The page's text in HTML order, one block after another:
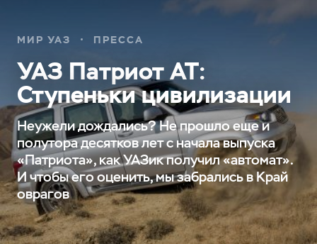
МИР УАЗ ПРЕССА
УАЗ Патриот АТ:
Ступеньки цивилизации
Неужели дождались? Не прошло еще и
полутора десятков лет с начала выпуска
«Патриота», как УАЗик получил «автомат».
И чтобы его оценить, мы забрались в Край
оврагов